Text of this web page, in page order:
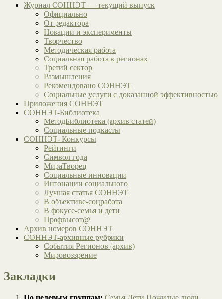
Журнал СОННЭТ — текущий выпуск
Официально
От редактора
Новации и эксперименты
Творчество
Методическая работа
Социальная работа в регионах
Третий сектор
Размышления
Рекомендовано СОННЭТ
Социальные услуги с доказанной эффективностью
Приложения СОННЭТ
СОННЭТ-Библиотека
МетодБиблиотека (архив статей)
Социальные подкасты
СОННЭТ- Конкурсы
Рейтинги
Символ года
МираТворец
Социальные инновации
Интонации социального
Лучшая статья СОННЭТ
В объективе-соцработа
В фокусе-семья и дети
Профвысот@
Архив номеров СОННЭТ
СОННЭТ-архивные рубрики
События Регионов (архив)
Мировоззрение
Закладки
По целевым группам: Семья Дети Пожилые люди